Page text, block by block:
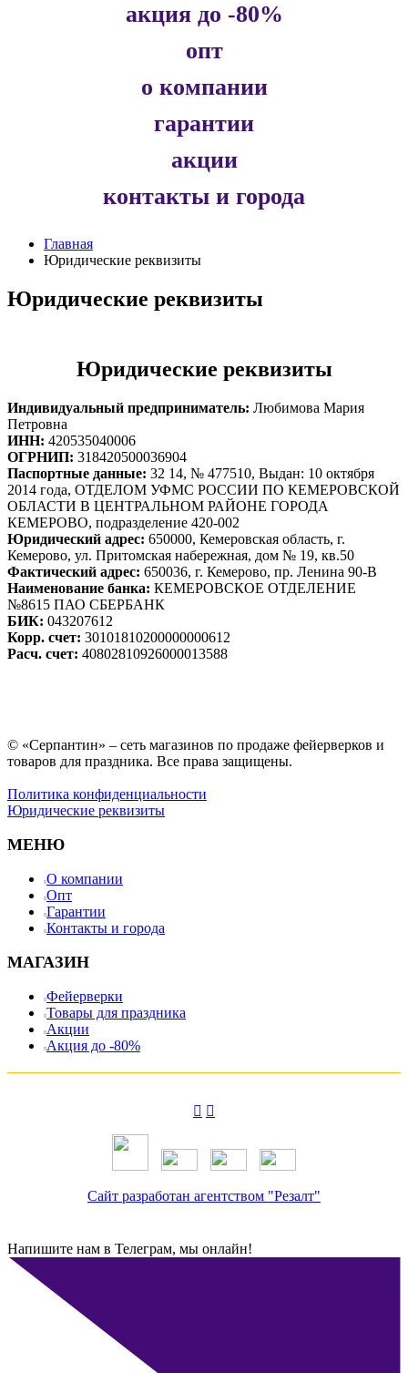
акция до -80%
опт
о компании
гарантии
акции
контакты и города
Главная
Юридические реквизиты
Юридические реквизиты
Юридические реквизиты
Индивидуальный предприниматель: Любимова Мария
Петровна
ИНН: 420535040006
ОГРНИП: 318420500036904
Паспортные данные: 32 14, № 477510, Выдан: 10 октября
2014 года, ОТДЕЛОМ УФМС РОССИИ ПО КЕМЕРОВСКОЙ
ОБЛАСТИ В ЦЕНТРАЛЬНОМ РАЙОНЕ ГОРОДА
КЕМЕРОВО, подразделение 420-002
Юридический адрес: 650000, Кемеровская область, г.
Кемерово, ул. Притомская набережная, дом № 19, кв.50
Фактический адрес: 650036, г. Кемерово, пр. Ленина 90-В
Наименование банка: КЕМЕРОВСКОЕ ОТДЕЛЕНИЕ
№8615 ПАО СБЕРБАНК
БИК: 043207612
Корр. счет: 30101810200000000612
Расч. счет: 40802810926000013588
© «Серпантин» – сеть магазинов по продаже фейерверков и
товаров для праздника. Все права защищены.
Политика конфиденциальности
Юридические реквизиты
МЕНЮ
О компании
Опт
Гарантии
Контакты и города
МАГАЗИН
Фейерверки
Товары для праздника
Акции
Акция до -80%
Сайт разработан агентством "Резалт"
Напишите нам в Телеграм, мы онлайн!